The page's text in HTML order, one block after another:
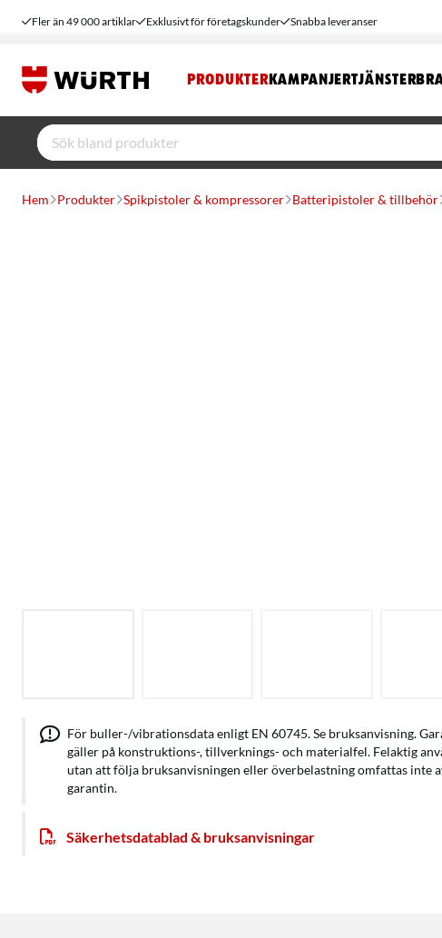
Fler än 49 000 artiklar Exklusivt för företagskunder Snabba leveranser
PRODUKTER KAMPANJERTJÄNSTER
Hem Produkter Spikpistoler & kompressorer Batteripistoler & tillbehör
För buller-/vibrationsdata enligt EN 60745. Se bruksanvisning.
gäller på konstruktions-, tillverknings- och materialfel. Felaktig
utan att följa bruksanvisningen eller överbelastning omfattas inte
garantin.
Säkerhetsdatablad & bruksanvisningar